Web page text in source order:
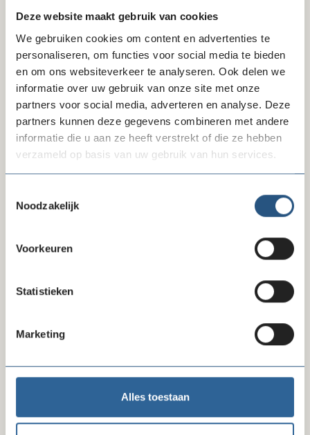
Deze website maakt gebruik van cookies
We gebruiken cookies om content en advertenties te
personaliseren, om functies voor social media te bieden
en om ons websiteverkeer te analyseren. Ook delen we
informatie over uw gebruik van onze site met onze
partners voor social media, adverteren en analyse. Deze
partners kunnen deze gegevens combineren met andere
informatie die u aan ze heeft verstrekt of die ze hebben
verzameld op basis van uw gebruik van hun services.
Noodzakelijk
Voorkeuren
Statistieken
Marketing
Alles toestaan
10-07-26
Reactie FD-artikel gegevensverzameling
Beëindiging convenant na invoering recht